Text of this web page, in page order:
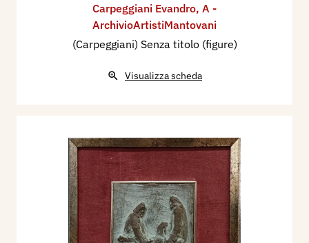
Carpeggiani Evandro, A -
ArchivioArtistiMantovani
(Carpeggiani) Senza titolo (figure)
Visualizza scheda